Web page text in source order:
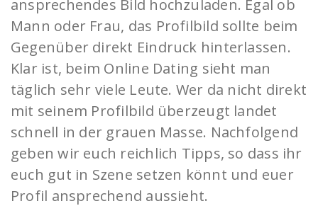
ansprechendes Bild hochzuladen. Egal ob
Mann oder Frau, das Profilbild sollte beim
Gegenüber direkt Eindruck hinterlassen.
Klar ist, beim Online Dating sieht man
täglich sehr viele Leute. Wer da nicht direkt
mit seinem Profilbild überzeugt landet
schnell in der grauen Masse. Nachfolgend
geben wir euch reichlich Tipps, so dass ihr
euch gut in Szene setzen könnt und euer
Profil ansprechend aussieht.